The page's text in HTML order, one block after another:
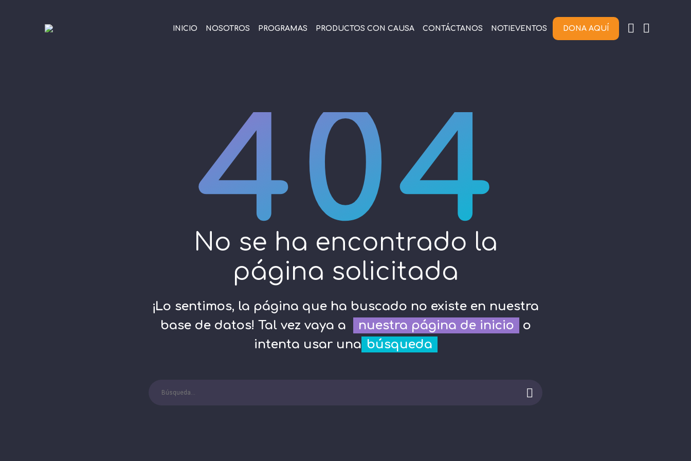
INICIO NOSOTROS PROGRAMAS PRODUCTOS CON CAUSA CONTÁCTANOS NOTIEVENTOS DONA AQUÍ
404
No se ha encontrado la
página solicitada
¡Lo sentimos, la página que ha buscado no existe en nuestra
base de datos! Tal vez vaya a
nuestra página de inicio
o
intenta usar una búsqueda